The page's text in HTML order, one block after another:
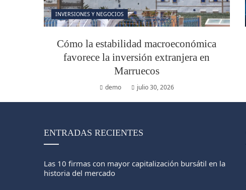
INVERSIONES Y NEGOCIOS
Cómo la estabilidad macroeconómica
favorece la inversión extranjera en
Marruecos
demo julio 30, 2026
ENTRADAS RECIENTES
Las 10 firmas con mayor capitalización bursátil en la
historia del mercado